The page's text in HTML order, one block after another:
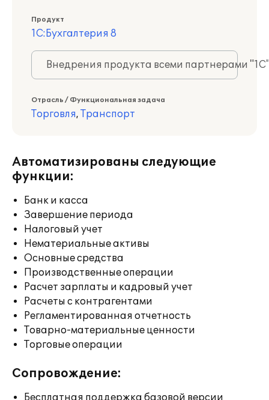
Продукт
1С:Бухгалтерия 8
Внедрения продукта всеми партнерами
Отрасль / Функциональная задача
Торговля, Транспорт
Автоматизированы следующие
функции:
Банк и касса
Завершение периода
Налоговый учет
Нематериальные активы
Основные средства
Производственные операции
Расчет зарплаты и кадровый учет
Расчеты с контрагентами
Регламентированная отчетность
Товарно-материальные ценности
Торговые операции
Сопровождение:
Бесплатная поддержка базовой версии